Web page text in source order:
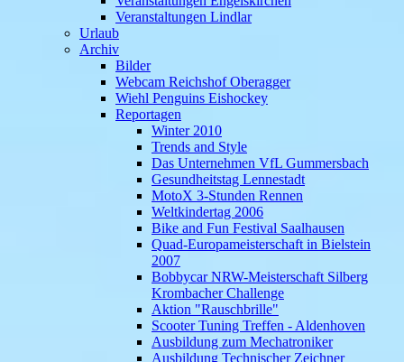
Veranstaltungen Lindlar
Urlaub
Archiv
Bilder
Webcam Reichshof Oberagger
Wiehl Penguins Eishockey
Reportagen
Winter 2010
Trends and Style
Das Unternehmen VfL Gummersbach
Gesundheitstag Lennestadt
MotoX 3-Stunden Rennen
Weltkindertag 2006
Bike and Fun Festival Saalhausen
Quad-Europameisterschaft in Bielstein
2007
Bobbycar NRW-Meisterschaft Silberg
Krombacher Challenge
Aktion "Rauschbrille"
Scooter Tuning Treffen - Aldenhoven
Ausbildung zum Mechatroniker
Ausbildung Technischer Zeichner